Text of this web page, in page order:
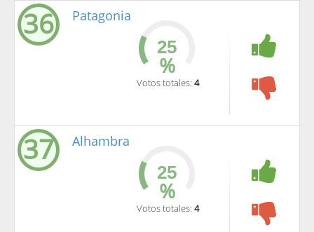
36 Patagonia
%
Votos totales: 4
37 Alhambra
%
Votos totales: 4